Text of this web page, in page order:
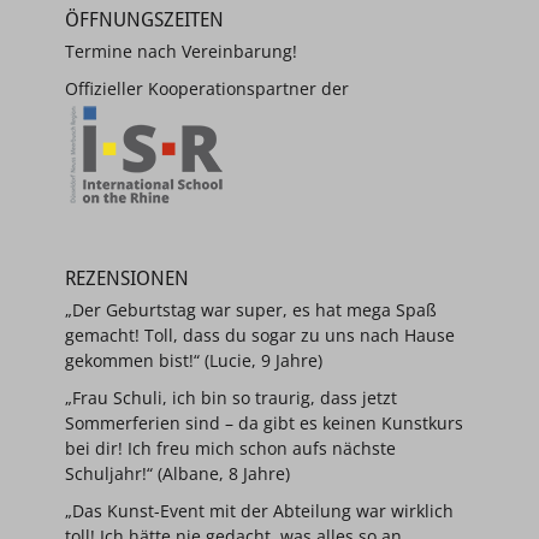
ÖFFNUNGSZEITEN
Termine nach Vereinbarung!
Offizieller Kooperationspartner der
REZENSIONEN
„Der Geburtstag war super, es hat mega Spaß
gemacht! Toll, dass du sogar zu uns nach Hause
gekommen bist!“ (Lucie, 9 Jahre)
„Frau Schuli, ich bin so traurig, dass jetzt
Sommerferien sind – da gibt es keinen Kunstkurs
bei dir! Ich freu mich schon aufs nächste
Schuljahr!“ (Albane, 8 Jahre)
„Das Kunst-Event mit der Abteilung war wirklich